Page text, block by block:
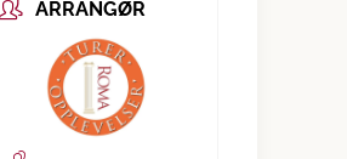
ARRANGØR